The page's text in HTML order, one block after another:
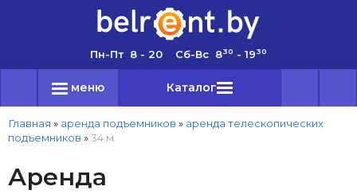
Пн-Пт 8 - 20 Сб-Вс 830 - 1930
меню Каталог
Главная » аренда подъемников » аренда телескопических
подъемников » 34 м
Аренда